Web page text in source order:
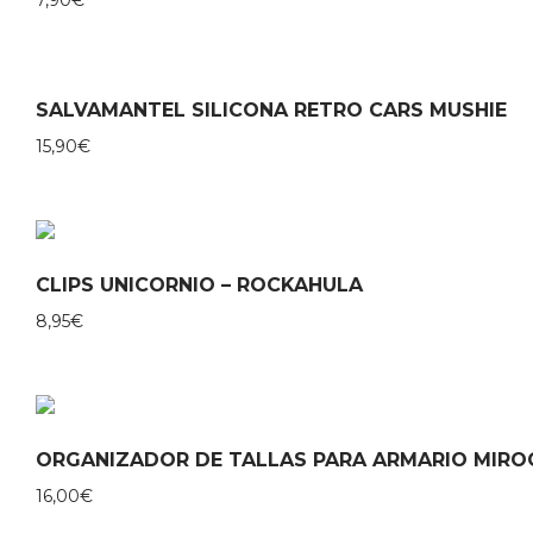
SALVAMANTEL SILICONA RETRO CARS MUSHIE
15,90€
CLIPS UNICORNIO – ROCKAHULA
8,95€
ORGANIZADOR DE TALLAS PARA ARMARIO
16,00€